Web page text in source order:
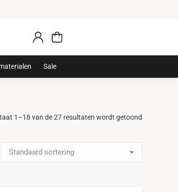
Sale
1–18 van de 27 resultaten wordt getoond